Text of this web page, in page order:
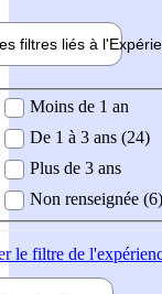
filtres liés à l'
demandée
Moins de 1 an
De 1 à 3 ans (24)
Plus de 3 ans
Non renseignée (6)
le filtre de